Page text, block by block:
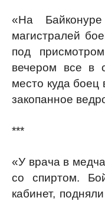
«На
магистралей
под
вечером все в
место куда боец
закопанное
***
«У врача в
со спиртом.
кабинет,